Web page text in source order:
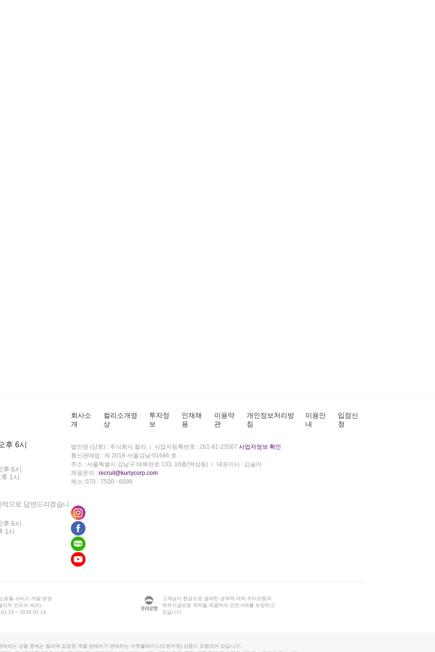
후 6시
후 6시
1시
으로 답변드리겠습니
후 6시
1시
회사소
개
컬리소개영
상
투자정
보
인재채
용
이용약
관
개인정보처리방
침
이용안
내
입점신
청
법인명 (상호) : 주식회사 컬리 사업자등록번호 : 261-81-23567 사업자정보 확인
통신판매업 : 제 2018-서울강남-01646 호
주소 : 서울특별시 강남구 테헤란로 133, 18층(역삼동)
대표이사 : 김슬아
채용문의 : recruit@kurlycorp.com
팩스: 070 - 7500 - 6098
핑몰 서비스 개발·운영
리적 인프라 제외)
~ 2028.01.14
고객님이 현금으로 결제한 금액에 대해 우리은행과
채무지급보증 계약을 체결하여 안전거래를 보장하고
있습니다.
매되는 상품 중에는 컬리에 입점한 개별 판매자가 판매하는 마켓플레이스(오픈마켓) 상품이 포함되어 있습니다.